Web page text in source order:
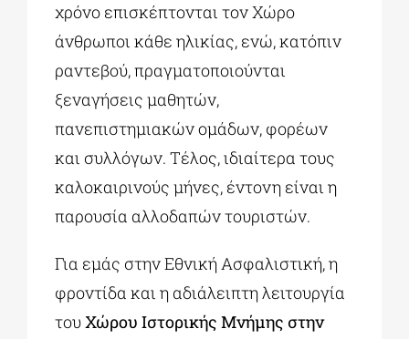
χρόνο επισκέπτονται τον Χώρο
άνθρωποι κάθε ηλικίας, ενώ, κατόπιν
ραντεβού, πραγματοποιούνται
ξεναγήσεις μαθητών,
πανεπιστημιακών ομάδων, φορέων
και συλλόγων. Τέλος, ιδιαίτερα τους
καλοκαιρινούς μήνες, έντονη είναι η
παρουσία αλλοδαπών τουριστών.
Για εμάς στην Εθνική Ασφαλιστική, η
φροντίδα και η αδιάλειπτη λειτουργία
τουΧώρου Ιστορικής Μνήμης στην